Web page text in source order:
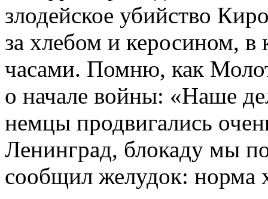
злодейское убийство
за хлебом и керосином, в
часами. Помню, как
о начале войны: «Наше
немцы продвигались
Ленинград, блокаду мы
сообщил желудок: норма